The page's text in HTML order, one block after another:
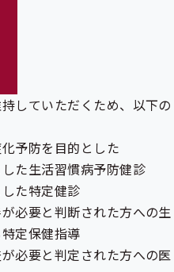
していただくため、以下の
予防を目的とした
た生活習慣病予防健診
した特定健診
必要と判断された方への生
特定保健指導
必要と判定された方への医